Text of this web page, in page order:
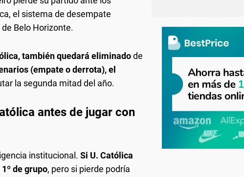
el sistema de desempate
Belo Horizonte.
también quedará eliminadode
(empate o derrota), el
la segunda mitad del año.
antes de jugar con
institucional. Si U. Católica
de grupo, pero si pierde podría